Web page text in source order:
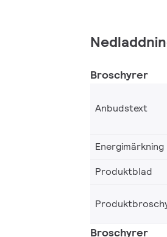
Broschyrer
Anbudstext
Energimärkning
Produktblad
Broschyrer